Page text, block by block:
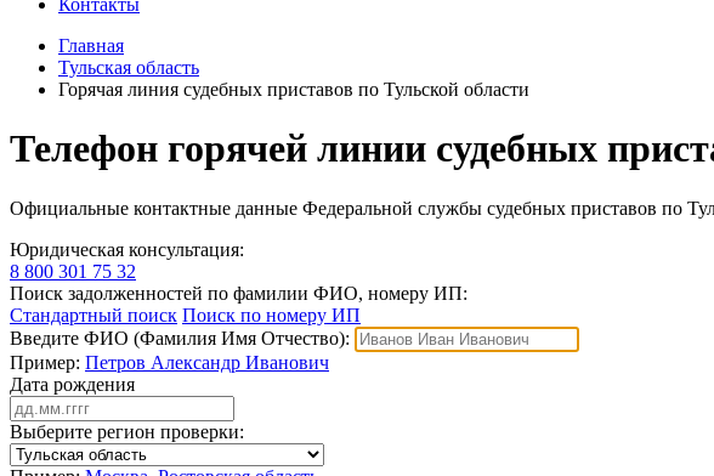
Контакты
Главная
Тульская область
Горячая линия судебных приставов по Тульской области
Телефон горячей линии судебных
Официальные контактные данные Федеральной службы судебных приставов по
Юридическая консультация:
8 800 301 75 32
Поиск задолженностей по фамилии ФИО, номеру ИП:
Стандартный поиск Поиск по номеру ИП
Введите ФИО (Фамилия Имя Отчество):
Пример: Петров Александр Иванович
Дата рождения
Выберите регион проверки: